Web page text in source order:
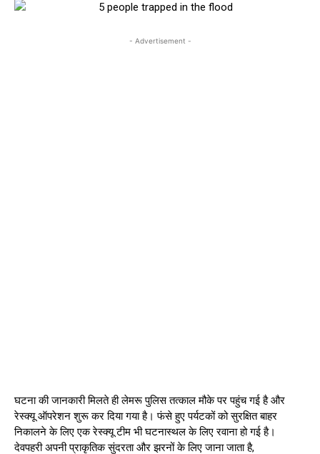
- Advertisement -
घटना की जानकारी मिलते ही लेमरू पुलिस तत्काल मौके पर पहुंच गई है और
रेस्क्यू ऑपरेशन शुरू कर दिया गया है। फंसे हुए पर्यटकों को सुरक्षित बाहर
निकालने के लिए एक रेस्क्यू टीम भी घटनास्थल के लिए रवाना हो गई है।
देवपहरी अपनी प्राकृतिक सुंदरता और झरनों के लिए जाना जाता है,